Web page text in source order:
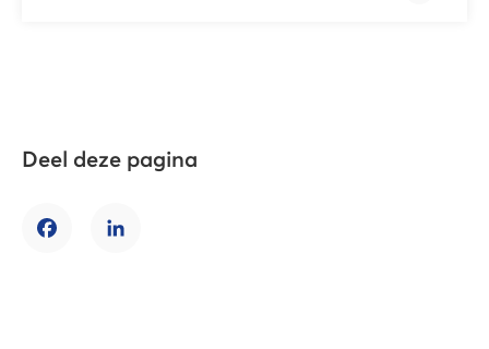
Deel deze pagina
FacebookLinkedIn